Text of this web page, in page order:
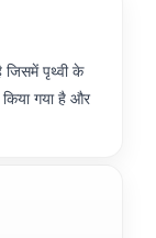
जिसमें पृथ्वी के
किया गया है और